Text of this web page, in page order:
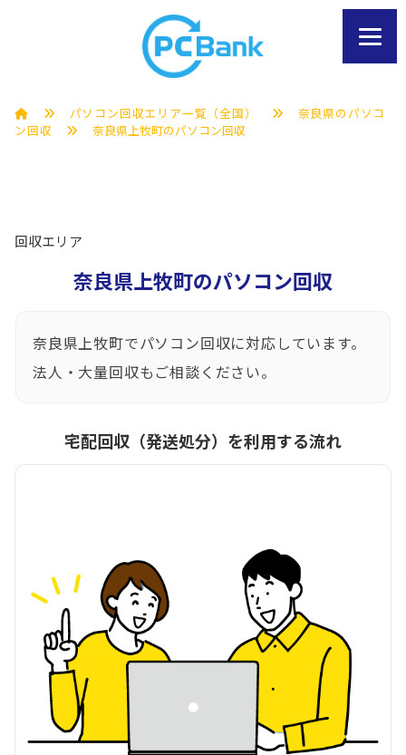
パソコン回収エリア一覧（全国）
奈良県のパソコ
ン回収
奈良県上牧町のパソコン回収
回収エリア
奈良県上牧町のパソコン回収
奈良県上牧町でパソコン回収に対応しています。
法人・大量回収もご相談ください。
宅配回収（発送処分）を利用する流れ